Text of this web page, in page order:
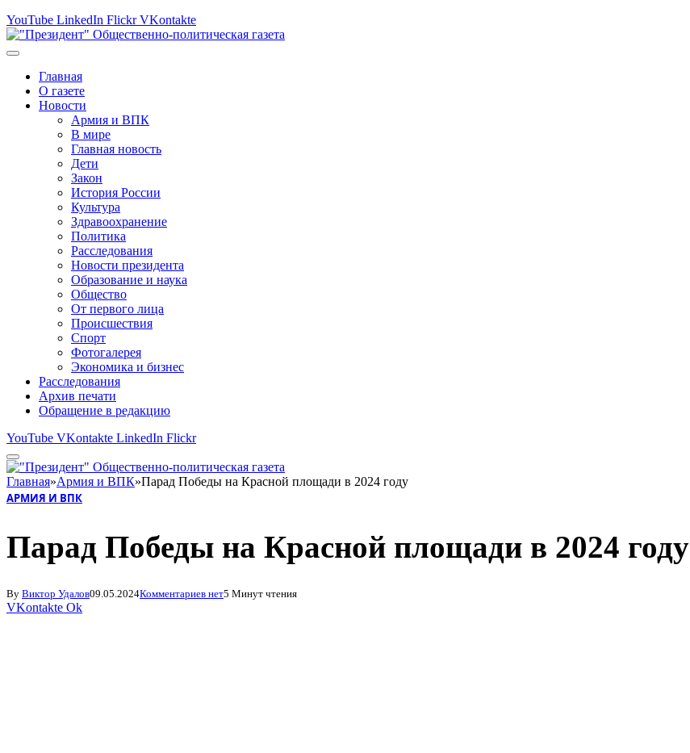
YouTube LinkedIn Flickr VKontakte
Главная
О газете
Новости
Армия и ВПК
В мире
Главная новость
Дети
Закон
История России
Культура
Здравоохранение
Политика
Расследования
Новости президента
Образование и наука
Общество
От первого лица
Происшествия
Спорт
Фотогалерея
Экономика и бизнес
Расследования
Архив печати
Обращение в редакцию
YouTube VKontakte LinkedIn Flickr
Главная»Армия и ВПК»Парад Победы на Красной площади в 2024 году
АРМИЯ И ВПК
Парад Победы на Красной площади в 2024 году
By Виктор Удалов09.05.2024Комментариев нет5 Минут чтения
VKontakte Ok